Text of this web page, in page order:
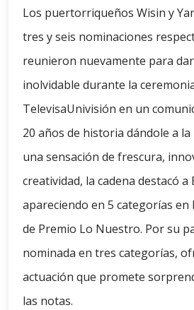
Los puertorriqueños Wisin y
tres y seis nominaciones
reunieron nuevamente para
inolvidable durante la
TelevisaUnivisión en un
20 años de historia dándole a la
una sensación de frescura,
creatividad, la cadena destacó a
apareciendo en 5 categorías en
de Premio Lo Nuestro. Por su
nominada en tres categorías,
actuación que promete
las notas.